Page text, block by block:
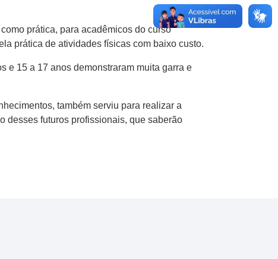
prática, para acadêmicos do curso
prática de atividades físicas com baixo custo.
e 15 a 17 anos demonstraram muita garra e
também serviu para realizar a
desses futuros profissionais, que saberão